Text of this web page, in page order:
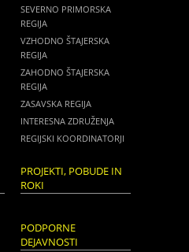
SEVERNO PRIMORSKA
REGIJA
VZHODNO ŠTAJERSKA
REGIJA
ZAHODNO ŠTAJERSKA
REGIJA
ZASAVSKA REGIJA
INTERESNA ZDRUŽENJA
REGIJSKI KOORDINATORJI
PROJEKTI, POBUDE IN
ROKI
PODPORNE
DEJAVNOSTI